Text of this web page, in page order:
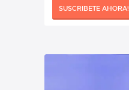
SUSCRIBETE AHORA!